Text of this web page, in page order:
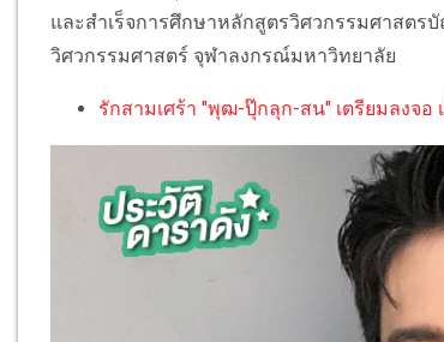
และสำเร็จการศึกษาหลักสูตรวิศวกรรมศาสต
วิศวกรรมศาสตร์ จุฬาลงกรณ์มหาวิทยาลัย
รักสามเศร้า "พุฒ-ปุ๊กลุก-สน" เตรียมลงจ